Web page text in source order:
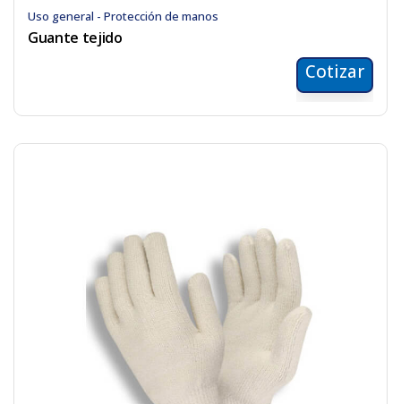
Uso general - Protección de manos
Guante tejido
Cotizar